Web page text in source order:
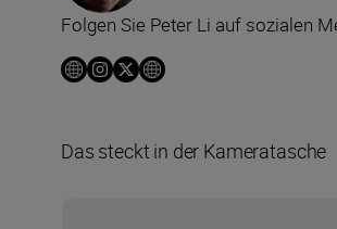
Folgen Sie Peter Li auf sozialen
Das steckt in der Kameratasche